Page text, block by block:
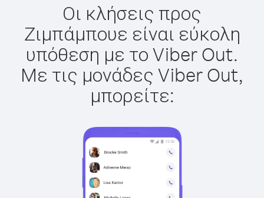
Οι κλήσεις προς
Ζιμπάμπουε είναι εύκολη
υπόθεση με το Viber Out.
Με τις μονάδες Viber Out,
μπορείτε: